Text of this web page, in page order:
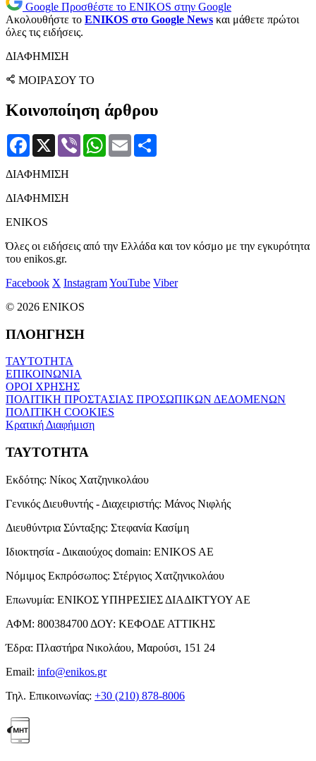
Google Προσθέστε το ENIKOS στην Google
Ακολουθήστε το ENIKOS στο Google News και μάθετε πρώτοι
όλες τις ειδήσεις.
ΔΙΑΦΗΜΙΣΗ
ΜΟΙΡΑΣΟΥ ΤΟ
Κοινοποίηση άρθρου
Facebook
X Viber WhatsApp
Email
ΔΙΑΦΗΜΙΣΗ
ΔΙΑΦΗΜΙΣΗ
ENIKOS
Όλες οι ειδήσεις από την Ελλάδα και τον κόσμο με την εγκυρότητα
του enikos.gr.
Facebook X InstagramYouTube Viber
© 2026 ENIKOS
ΠΛΟΗΓΗΣΗ
ΤΑΥΤΟΤΗΤΑ
ΕΠΙΚΟΙΝΩΝΙΑ
ΟΡΟΙ ΧΡΗΣΗΣ
ΠΟΛΙΤΙΚΗ ΠΡΟΣΤΑΣΙΑΣ ΠΡΟΣΩΠΙΚΩΝ ΔΕΔΟΜΕΝΩΝ
ΠΟΛΙΤΙΚΗ COOKIES
Κρατική Διαφήμιση
ΤΑΥΤΟΤΗΤΑ
Εκδότης: Νίκος Χατζηνικολάου
Γενικός Διευθυντής - Διαχειριστής: Μάνος Νιφλής
Διευθύντρια Σύνταξης: Στεφανία Κασίμη
Ιδιοκτησία - Δικαιούχος domain: ENIKOS AE
Νόμιμος Εκπρόσωπος: Στέργιος Χατζηνικολάου
Επωνυμία: ΕΝΙΚΟΣ ΥΠΗΡΕΣΙΕΣ ΔΙΑΔΙΚΤΥΟΥ ΑΕ
ΑΦΜ: 800384700 ΔΟΥ: ΚΕΦΟΔΕ ΑΤΤΙΚΗΣ
Έδρα: Πλαστήρα Νικολάου, Μαρούσι, 151 24
Email: info@enikos.gr
Τηλ. Επικοινωνίας: +30 (210) 878-8006